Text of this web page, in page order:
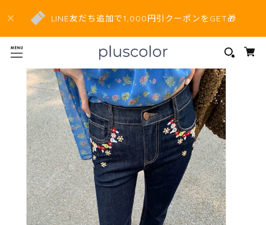
LINE友だち追加で1,000円引クーポンをGET🎁